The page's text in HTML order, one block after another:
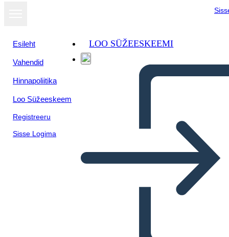
Esileht
Vahendid
Hinnapoliitika
Loo Süžeeskeem
Registreeru
Sisse Logima
LOO SÜŽEESKEEMI
Kuva
slaidiseansina